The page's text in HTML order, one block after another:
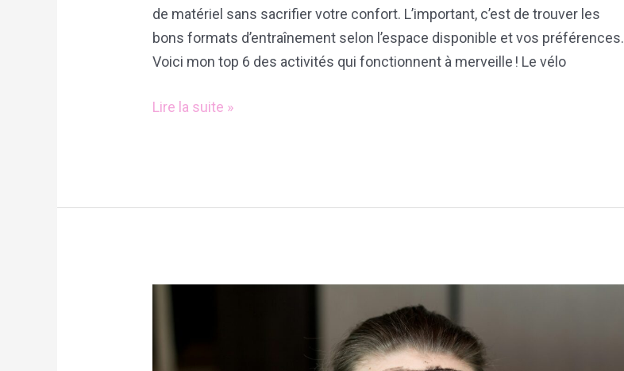
de matériel sans sacrifier votre confort. L’important, c’est de trouver les
bons formats d’entraînement selon l’espace disponible et vos préférences.
Voici mon top 6 des activités qui fonctionnent à merveille ! Le vélo
Lire la suite »